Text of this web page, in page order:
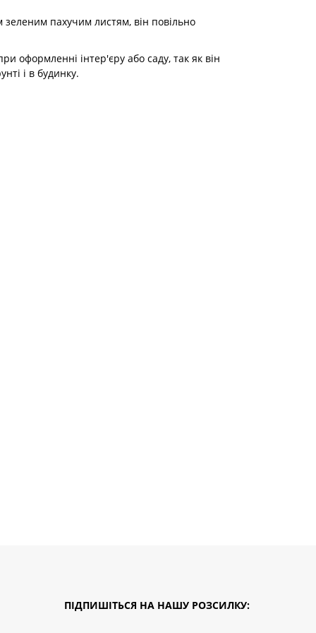
зеленим пахучим листям, він повільно
оформленні інтер'єру або саду, так як він
і в будинку.
ПІДПИШІТЬСЯ НА НАШУ РОЗСИЛКУ: